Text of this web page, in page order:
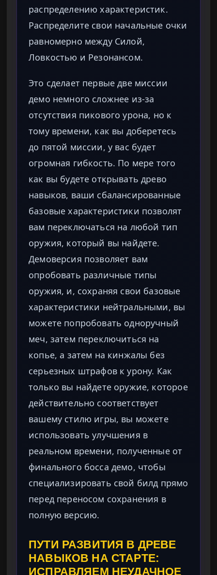
распределению характеристик.
Распределите свои начальные очки
равномерно между Силой,
Ловкостью и Резонансом.
Это сделает первые две миссии
демо немного сложнее из-за
отсутствия пикового урона, но к
тому времени, как вы доберетесь
до пятой миссии, у вас будет
огромная гибкость. По мере того
как вы будете открывать древо
навыков, ваши сбалансированные
базовые характеристики позволят
вам переключаться на любой тип
оружия, который вы найдете.
Демоверсия позволяет вам
опробовать различные типы
оружия, и, сохраняя свои базовые
характеристики нейтральными, вы
можете попробовать одноручный
меч, затем переключиться на
копье, а затем на кинжалы без
серьезных штрафов к урону. Как
только вы найдете оружие, которое
действительно соответствует
вашему стилю игры, вы можете
использовать улучшения в
реальном времени, полученные от
финального босса демо, чтобы
специализировать свой билд прямо
перед переносом сохранения в
полную версию.
ПУТИ РАЗВИТИЯ В ДРЕВЕ
НАВЫКОВ НА СТАРТЕ:
ИСПРАВЛЯЕМ НЕУДАЧНОЕ